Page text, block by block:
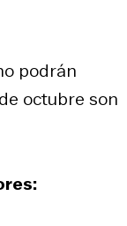
podrán
octubre son